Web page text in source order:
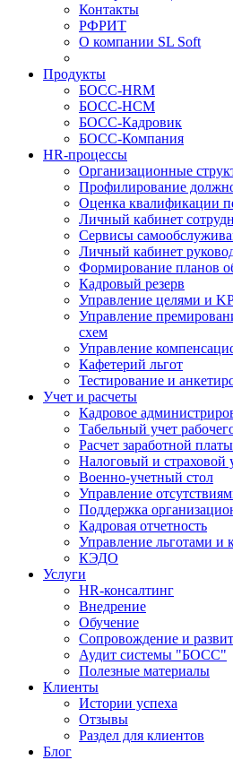
Контакты
РФРИТ
О компании SL Soft
Продукты
БОСС-HRM
БОСС-HCM
БОСС-Кадровик
БОСС-Компания
HR-процессы
Организационные
Профилирование
Оценка квалификации
Личный кабинет
Сервисы
Личный кабинет
Формирование планов
Кадровый резерв
Управление целями и
Управление
схем
Управление
Кафетерий льгот
Тестирование и
Учет и расчеты
Кадровое
Табельный учет
Расчет заработной платы
Налоговый и страховой
Военно-учетный стол
Управление
Поддержка
Кадровая отчетность
Управление льготами и
КЭДО
Услуги
HR-консалтинг
Внедрение
Обучение
Сопровождение и
Аудит системы "БОСС"
Полезные материалы
Клиенты
Истории успеха
Отзывы
Раздел для клиентов
Блог